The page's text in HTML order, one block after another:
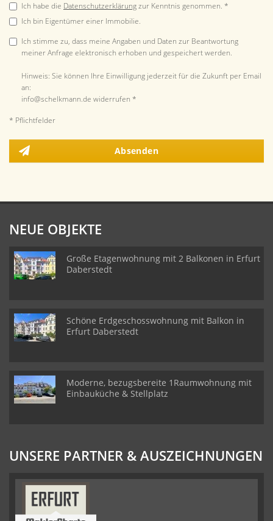
Ich habe die Datenschutzerklärungzur Kenntnis genommen. *
Ich bin Eigentümer einer Immobilie.
Ich stimme zu, dass meine Angaben und Daten zur Beantwortung
meiner Anfrage elektronisch erhoben und gespeichert werden.
Hinweis: Sie können Ihre Einwilligung jederzeit für die Zukunft per Email
an:
info@schelkmann.de widerrufen *
* Pflichtfelder
Absenden
NEUE OBJEKTE
Große Etagenwohnung mit 2 Balkonen in Erfurt
Daberstedt
Schöne Erdgeschosswohnung mit Balkon in
Erfurt Daberstedt
Moderne, bezugsbereite 1Raumwohnung mit
Einbauküche & Stellplatz
UNSERE PARTNER & AUSZEICHNUNGEN